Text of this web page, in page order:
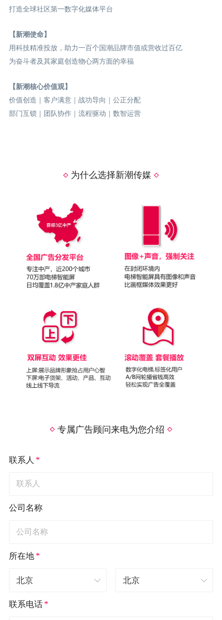
打造全球社区第一数字化媒体平台
【新潮使命】
用科技精准投放，助力一百个国潮品牌市值或营收过百亿
为奋斗者及其家庭创造物心两方面的幸福
【新潮核心价值观】
价值创造｜客户满意｜战功导向｜公正分配
部门互锁｜团队协作｜流程驱动｜数智运营
为什么选择新潮传媒
专属广告顾问来电为您介绍
联系人 *
公司名称
所在地 *
联系电话 *